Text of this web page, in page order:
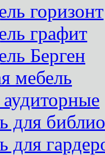
горизонт
графит
Берген
мебель
для
для